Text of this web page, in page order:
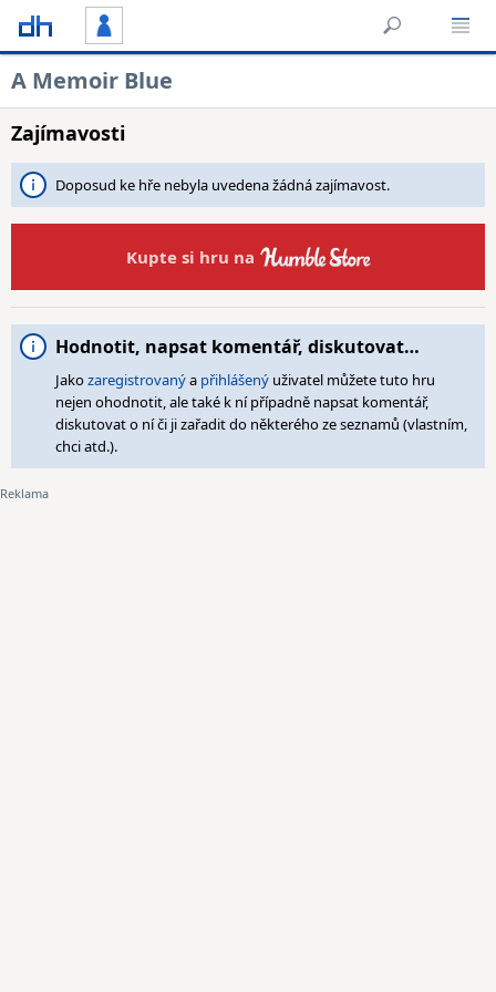
A Memoir Blue
Zajímavosti
Doposud ke hře nebyla uvedena žádná zajímavost.
Kupte si hru na
Hodnotit, napsat komentář, diskutovat…
Jakozaregistrovanýa přihlášený uživatel můžete tuto hru
nejen ohodnotit, ale také k ní případně napsat komentář,
diskutovat o ní či ji zařadit do některého ze seznamů (vlastním,
chci atd.).